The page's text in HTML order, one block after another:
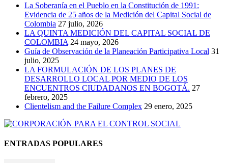
La Soberanía en el Pueblo en la Constitución de 1991:
Evidencia de 25 años de la Medición del Capital Social de
Colombia 27 julio, 2026
LA QUINTA MEDICIÓN DEL CAPITAL SOCIAL DE
COLOMBIA 24 mayo, 2026
Guía de Observación de la Planeación Participativa Local 31
julio, 2025
LA FORMULACIÓN DE LOS PLANES DE
DESARROLLO LOCAL POR MEDIO DE LOS
ENCUENTROS CIUDADANOS EN BOGOTÁ. 27
febrero, 2025
Clientelism and the Failure Complex 29 enero, 2025
ENTRADAS POPULARES